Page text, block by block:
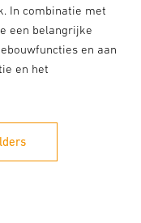
In combinatie met
een belangrijke
en aan
en het